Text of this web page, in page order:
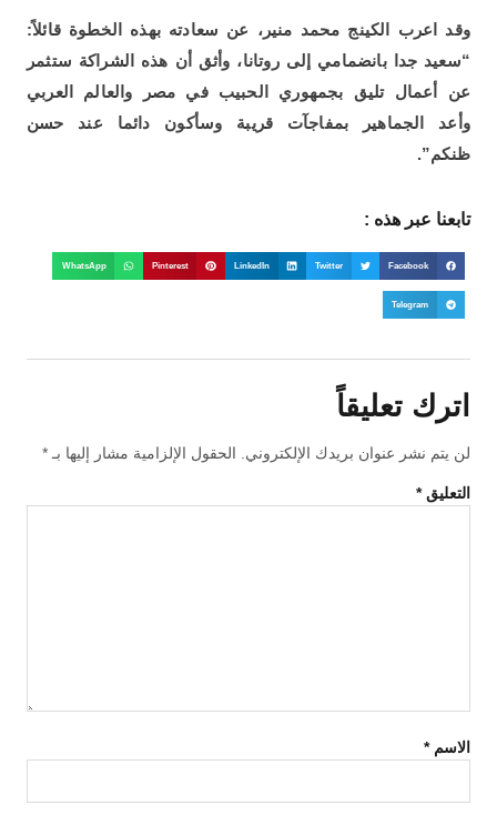
وقد اعرب الكينج محمد منير، عن سعادته بهذه الخطوة قائلاً:
“سعيد جدا بانضمامي إلى روتانا، وأثق أن هذه الشراكة ستثمر
عن أعمال تليق بجمهوري الحبيب في مصر والعالم العربي
وأعد الجماهير بمفاجآت قريبة وسأكون دائما عند حسن
ظنكم”.
تابعنا عبر هذه :
Facebook
Twitter
LinkedIn
Pinterest
WhatsApp
Telegram
اترك تعليقاً
لن يتم نشر عنوان بريدك الإلكتروني. الحقول الإلزامية مشار إليها بـ*
التعليق*
الاسم*